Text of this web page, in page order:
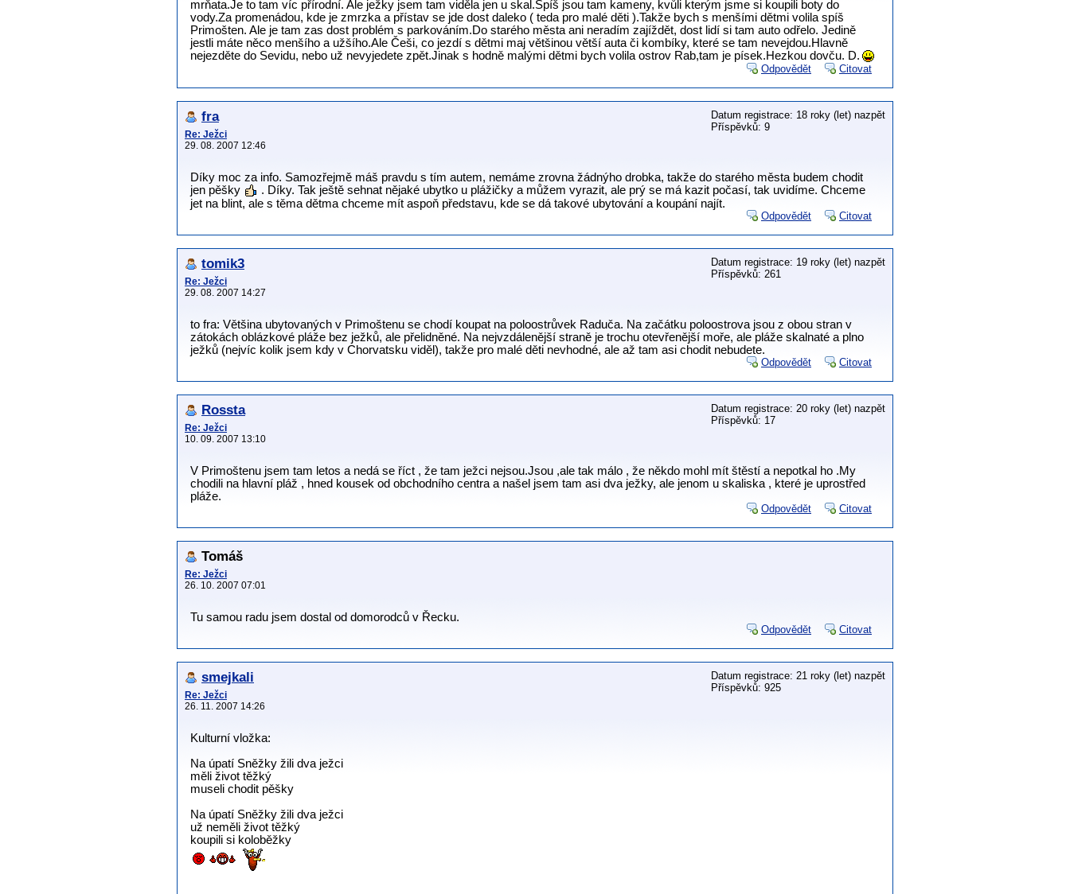
mrňata.Je to tam víc přírodní. Ale ježky jsem tam viděla jen u skal.Spíš jsou tam kameny, kvůli kterým jsme si koupili boty do
vody.Za promenádou, kde je zmrzka a přístav se jde dost daleko ( teda pro malé děti ).Takže bych s menšími dětmi volila spíš
Primošten. Ale je tam zas dost problém s parkováním.Do starého města ani neradím zajíždět, dost lidí si tam auto odřelo. Jedině
jestli máte něco menšího a užšího.Ale Češi, co jezdí s dětmi maj většinou větší auta či kombíky, které se tam nevejdou.Hlavně
nejezděte do Sevidu, nebo už nevyjedete zpět.Jinak s hodně malými dětmi bych volila ostrov Rab,tam je písek.Hezkou dovču. D.
Odpovědět Citovat
fra
Re: Ježci
29. 08. 2007 12:46
Datum registrace: 18 roky (let) nazpět
Příspěvků: 9
Díky moc za info. Samozřejmě máš pravdu s tím autem, nemáme zrovna žádnýho drobka, takže do starého města budem chodit
jen pěšky
. Díky. Tak ještě sehnat nějaké ubytko u plážičky a můžem vyrazit, ale prý se má kazit počasí, tak uvidíme. Chceme
jet na blint, ale s těma dětma chceme mít aspoň představu, kde se dá takové ubytování a koupání najít.
Odpovědět Citovat
tomik3
Re: Ježci
29. 08. 2007 14:27
Datum registrace: 19 roky (let) nazpět
Příspěvků: 261
to fra: Většina ubytovaných v Primoštenu se chodí koupat na poloostrůvek Raduča. Na začátku poloostrova jsou z obou stran v
zátokách oblázkové pláže bez ježků, ale přelidněné. Na nejvzdálenější straně je trochu otevřenější moře, ale pláže skalnaté a plno
ježků (nejvíc kolik jsem kdy v Chorvatsku viděl), takže pro malé děti nevhodné, ale až tam asi chodit nebudete.
Odpovědět Citovat
Rossta
Re: Ježci
10. 09. 2007 13:10
Datum registrace: 20 roky (let) nazpět
Příspěvků: 17
V Primoštenu jsem tam letos a nedá se říct , že tam ježci nejsou.Jsou ,ale tak málo , že někdo mohl mít štěstí a nepotkal ho .My
chodili na hlavní pláž , hned kousek od obchodního centra a našel jsem tam asi dva ježky, ale jenom u skaliska , které je uprostřed
pláže.
Odpovědět Citovat
Tomáš
Re: Ježci
26. 10. 2007 07:01
Tu samou radu jsem dostal od domorodců v Řecku.
Odpovědět Citovat
smejkali
Re: Ježci
26. 11. 2007 14:26
Datum registrace: 21 roky (let) nazpět
Příspěvků: 925
Kulturní vložka:
Na úpatí Sněžky žili dva ježci
měli život těžký
museli chodit pěšky
Na úpatí Sněžky žili dva ježci
už neměli život těžký
koupili si koloběžky